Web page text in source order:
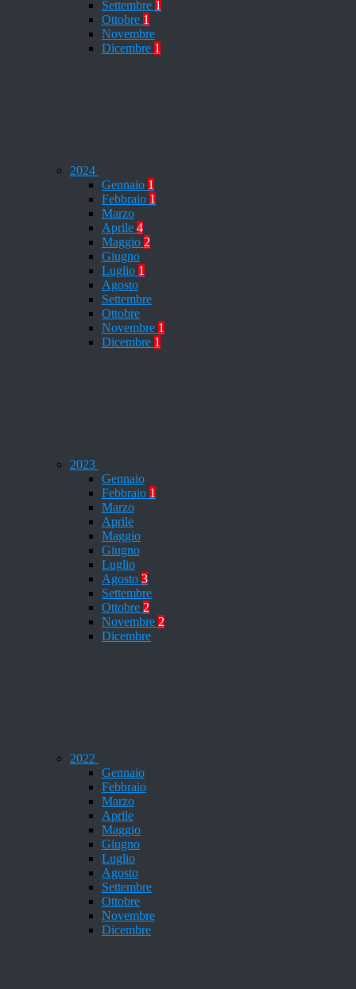
Settembre 1
Ottobre 1
Novembre
Dicembre 1
2024
Gennaio 1
Febbraio 1
Marzo
Aprile 4
Maggio 2
Giugno
Luglio 1
Agosto
Settembre
Ottobre
Novembre 1
Dicembre 1
2023
Gennaio
Febbraio 1
Marzo
Aprile
Maggio
Giugno
Luglio
Agosto 3
Settembre
Ottobre 2
Novembre 2
Dicembre
2022
Gennaio
Febbraio
Marzo
Aprile
Maggio
Giugno
Luglio
Agosto
Settembre
Ottobre
Novembre
Dicembre